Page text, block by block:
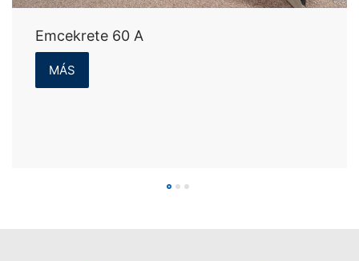
Emcekrete 60 A
MÁS